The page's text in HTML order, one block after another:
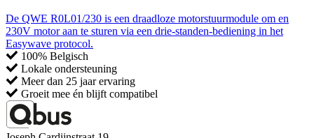
De QWE R0L01/230 is een draadloze motorstuurmodule om en
230V motor aan te sturen via een drie-standen-bediening in het
Easywave protocol.
100% Belgisch
Lokale ondersteuning
Meer dan 25 jaar ervaring
Groeit mee én blijft compatibel